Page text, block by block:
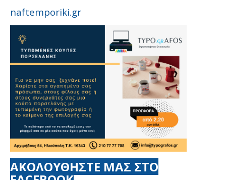
naftemporiki.gr
ΑΚΟΛΟΥΘΗΣΤΕ ΜΑΣ ΣΤΟ